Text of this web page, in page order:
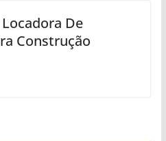
De
Construção